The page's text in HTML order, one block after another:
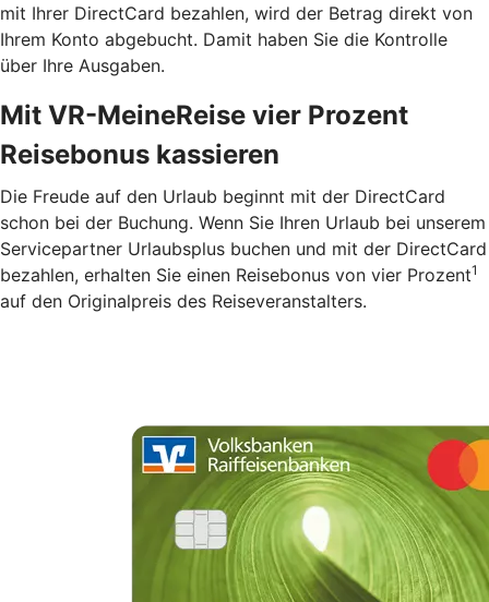
mit Ihrer DirectCard bezahlen, wird der Betrag direkt von
Ihrem Konto abgebucht. Damit haben Sie die Kontrolle
über Ihre Ausgaben.
Mit VR-MeineReise vier Prozent
Reisebonus kassieren
Die Freude auf den Urlaub beginnt mit der DirectCard
schon bei der Buchung. Wenn Sie Ihren Urlaub bei unserem
Servicepartner Urlaubsplus buchen und mit der DirectCard
bezahlen, erhalten Sie einen Reisebonus von vier Prozent1
auf den Originalpreis des Reiseveranstalters.